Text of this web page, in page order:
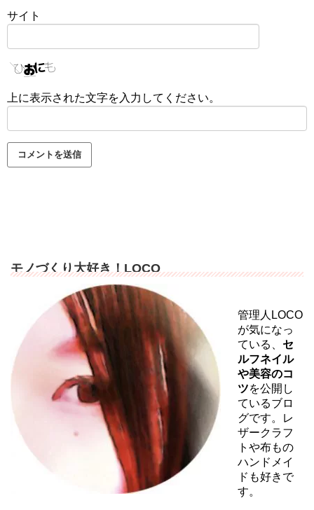
サイト
上に表示された文字を入力してください。
モノづくり大好き！LOCO
管理人LOCO
が気になっ
ている、 セ
ルフネイル
や美容のコ
ツを公開し
ているブロ
グです。レ
ザークラフ
トや布もの
ハンドメイ
ドも好きで
す。